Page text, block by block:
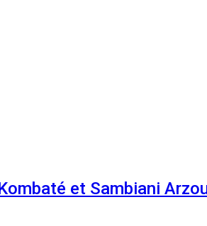
et Sambiani